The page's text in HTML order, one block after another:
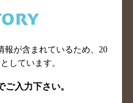
和歌山県のバー検索
鳥取県のバー検索
徳島県のバー検索
が含まれているため、 20
しています。
入力下さい。